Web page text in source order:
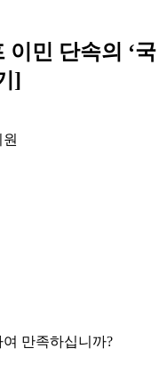
이민 단속의 ‘국
]
만족하십니까?